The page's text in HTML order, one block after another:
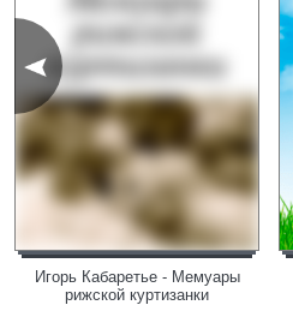
Игорь Кабаретье - Мемуары
рижской куртизанки